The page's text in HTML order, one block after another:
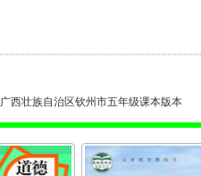
广西壮族自治区钦州市五年级课本版本